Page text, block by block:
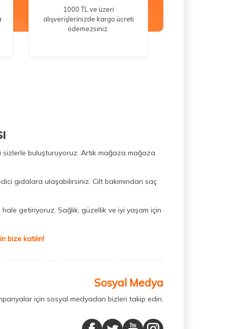
1000 TL ve üzeri
alışverişlerinizde kargo ücreti
ödemezsiniz.
sizlerle buluşturuyoruz. Artık mağaza mağaza
gıdalara ulaşabilirsiniz. Cilt bakımından saç
getiriyoruz. Sağlık, güzellik ve iyi yaşam için
bize katılın!
Sosyal Medya
için sosyal medyadan bizleri takip edin.